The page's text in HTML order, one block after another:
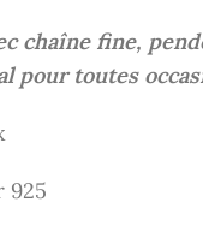
chaîne fine,
pour toutes
925